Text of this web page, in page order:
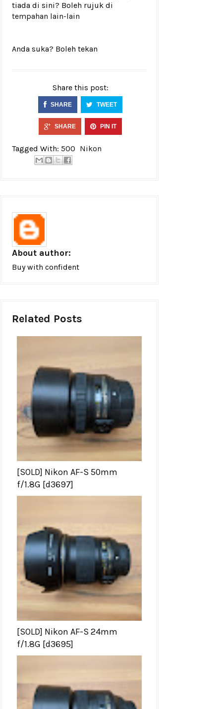
tiada di sini? Boleh rujuk di
tempahan lain-lain
Anda suka? Boleh tekan
Share this post:
SHARE TWEET
SHARE PIN IT
Tagged With: 500 Nikon
About author:
Buy with confident
Related Posts
[SOLD] Nikon AF-S 50mm
f/1.8G [d3697]
[SOLD] Nikon AF-S 24mm
f/1.8G [d3695]